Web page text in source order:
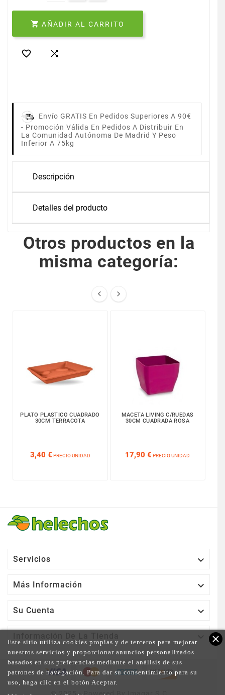
 AÑADIR AL CARRITO
 
Envío GRATIS En Pedidos Superiores A 90€
- Promoción Válida En Pedidos A Distribuir En
La Comunidad Autónoma De Madrid Y Peso
Inferior A 75kg
Descripción
Detalles del producto
Otros productos en la
misma categoría:
 
PLATO PLASTICO CUADRADO
30CM TERRACOTA
3,40 € PRECIO UNIDAD
MACETA LIVING C/RUEDAS
30CM CUADRADA ROSA
17,90 € PRECIO UNIDAD
Servicios 
Más Información 
Su Cuenta 
close
Este sitio utiliza cookies propias y de terceros para mejorar
nuestros servicios y proporcionar anuncios personalizados
basados en sus preferencias mediante el análisis de sus
patrones de navegación. Para dar su consentimiento para su
uso, haga clic en el botón Aceptar.